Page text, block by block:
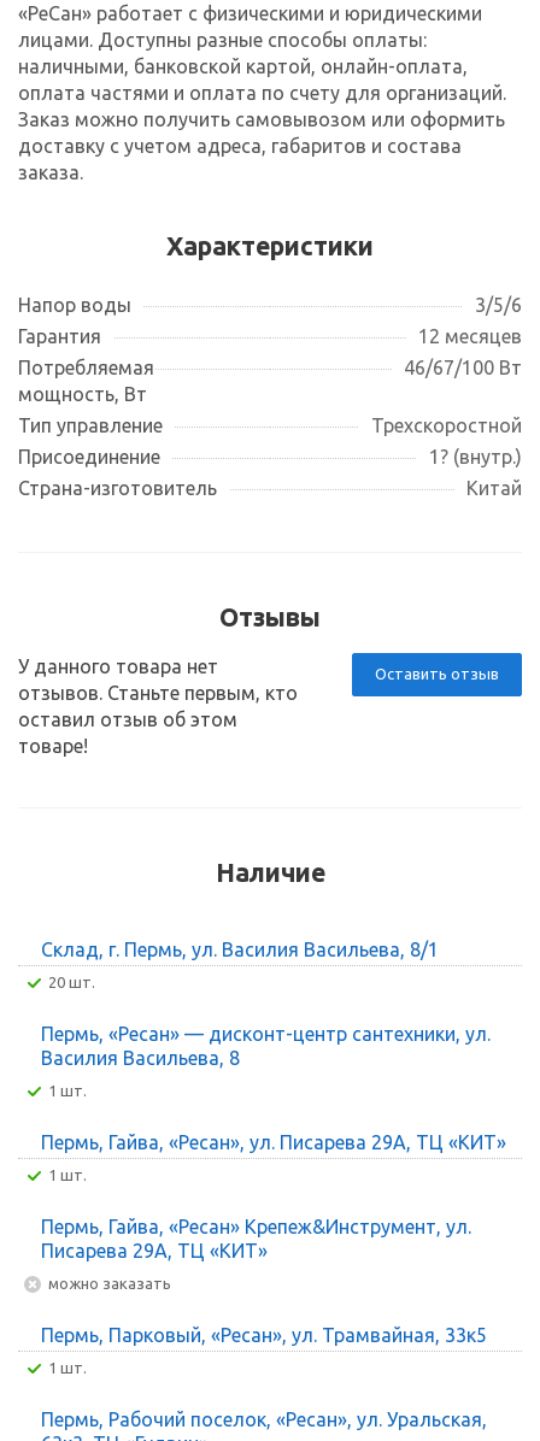
«РеСан» работает с физическими и юридическими
лицами. Доступны разные способы оплаты:
наличными, банковской картой, онлайн-оплата,
оплата частями и оплата по счету для организаций.
Заказ можно получить самовывозом или оформить
доставку с учетом адреса, габаритов и состава
заказа.
Характеристики
Напор воды
3/5/6
Гарантия
12 месяцев
Потребляемая
мощность, Вт
46/67/100 Вт
Тип управление
Трехскоростной
Присоединение
1? (внутр.)
Страна-изготовитель
Китай
Отзывы
Оставить отзыв
У данного товара нет
отзывов. Станьте первым, кто
оставил отзыв об этом
товаре!
Наличие
Склад, г. Пермь, ул. Василия Васильева, 8/1
20 шт.
Пермь, «Ресан» — дисконт-центр сантехники, ул.
Василия Васильева, 8
1 шт.
Пермь, Гайва, «Ресан», ул. Писарева 29А, ТЦ «КИТ»
1 шт.
Пермь, Гайва, «Ресан» Крепеж&Инструмент, ул.
Писарева 29А, ТЦ «КИТ»
Можно заказать
Пермь, Парковый, «Ресан», ул. Трамвайная, 33к5
1 шт.
Пермь, Рабочий поселок, «Ресан», ул. Уральская,